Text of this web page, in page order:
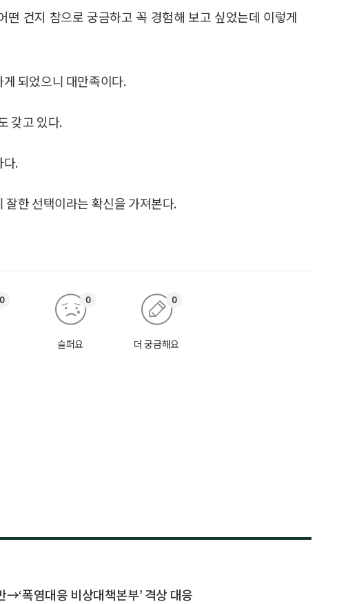
건지 참으로 궁금하고 꼭 경험해 보고 싶었는데 이렇게
되었으니 대만족이다.
갖고 있다.
다.
한 선택이라는 확신을 가져본다.
0
슬퍼요
0
더 궁금해요
0
→‘폭염대응 비상대책본부’ 격상 대응